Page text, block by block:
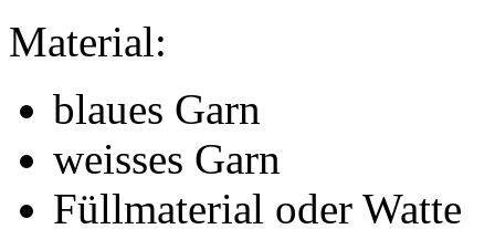
Material:
blaues Garn
weisses Garn
Füllmaterial oder Watte